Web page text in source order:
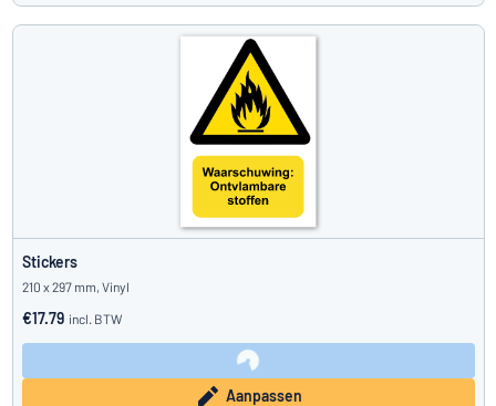
Stickers
210 x 297 mm, Vinyl
€17.79 incl. BTW
Aanpassen